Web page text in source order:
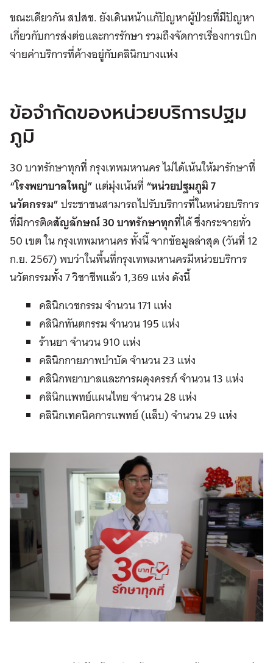
ขณะเดียวกัน สปสช. ยังเดินหน้าแก้ปัญหาผู้ป่วยที่มีปัญหา
เกี่ยวกับการส่งต่อและการรักษา รวมถึงจัดการเรื่องการเบิก
จ่ายค่าบริการที่ค้างอยู่กับคลินิกบางแห่ง
ข้อจำกัดของหน่วยบริการปฐม
ภูมิ
30 บาทรักษาทุกที่ กรุงเทพมหานคร ไม่ได้เน้นให้มารักษาที่
“โรงพยาบาลใหญ่”แต่มุ่งเน้นที่“หน่วยปฐมภูมิ 7
นวัตกรรม”ประชาชนสามารถไปรับบริการที่ในหน่วยบริการ
ที่มีการติดสัญลักษณ์ 30 บาทรักษาทุกที่ได้ ซึ่งกระจายทั่ว
50 เขต ใน กรุงเทพมหานคร ทั้งนี้ จากข้อมูลล่าสุด (วันที่ 12
ก.ย. 2567) พบว่าในพื้นที่กรุงเทพมหานครมีหน่วยบริการ
นวัตกรรมทั้ง 7 วิชาชีพแล้ว 1,369 แห่ง ดังนี้
คลินิกเวชกรรม จำนวน 171 แห่ง
คลินิกทันตกรรม จำนวน 195 แห่ง
ร้านยา จำนวน 910 แห่ง
คลินิกกายภาพบำบัด จำนวน 23 แห่ง
คลินิกพยาบาลและการผดุงครรภ์ จำนวน 13 แห่ง
คลินิกแพทย์แผนไทย จำนวน 28 แห่ง
คลินิกเทคนิคการแพทย์ (แล็บ) จำนวน 29 แห่ง